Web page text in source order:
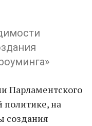
Парламентского
на
создания